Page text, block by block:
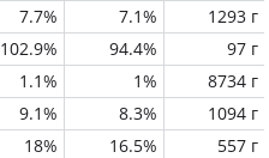
7.7% 7.1%
1293 г
102.9% 94.4%
97 г
1.1% 1%
8734 г
9.1% 8.3%
1094 г
18% 16.5%
557 г